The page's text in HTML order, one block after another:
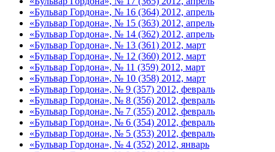
«Бульвар Гордона», № 16 (364) 2012, апрель
«Бульвар Гордона», № 15 (363) 2012, апрель
«Бульвар Гордона», № 14 (362) 2012, апрель
«Бульвар Гордона», № 13 (361) 2012, март
«Бульвар Гордона», № 12 (360) 2012, март
«Бульвар Гордона», № 11 (359) 2012, март
«Бульвар Гордона», № 10 (358) 2012, март
«Бульвар Гордона», № 9 (357) 2012, февраль
«Бульвар Гордона», № 8 (356) 2012, февраль
«Бульвар Гордона», № 7 (355) 2012, февраль
«Бульвар Гордона», № 6 (354) 2012, февраль
«Бульвар Гордона», № 5 (353) 2012, февраль
«Бульвар Гордона», № 4 (352) 2012, январь